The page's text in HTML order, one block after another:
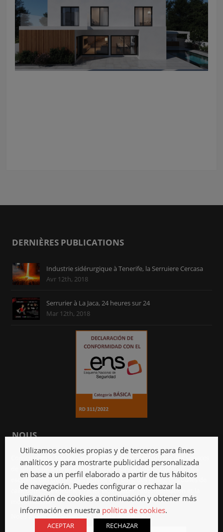
DERNIÈRES PUBLICATIONS
Industrie sidérurgique à Tenerife, la Serruiere Cercasa
Avr 12th, 2018
Serrurier à La Jaca, 24 heures sur 24
Mar 12th, 2018
NOUS
Constructions Métalliques Cercasa depuis 1969 offrant des services
de serrurerie à Tenerife, tels que des structures métalliques, des
escaliers, des tronjas, des portes, des bars, des grilles, des dalles de
caillebotis, des meubles, l’acier inoxydable, l’automatisation et la
motorisation.
Nous avons des Sièges à La Laguna et Güímar.
Utilizamos cookies propias y de terceros para fines
analíticos y para mostrarte publicidad personalizada
en base a un perfil elaborado a partir de tus hábitos
de navegación. Puedes configurar o rechazar la
utilización de cookies a continuación y obtener más
información en nuestra política de cookies.
ACEPTAR RECHAZAR